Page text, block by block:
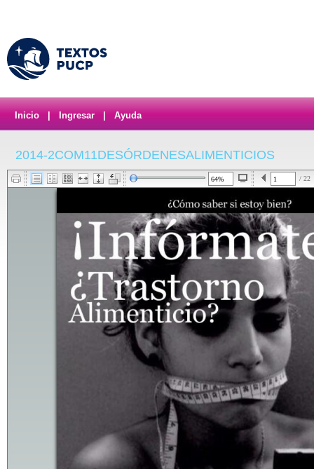
Inicio Ingresar Ayuda
2014-2COM11DESÓRDENESALIMENTICIOS
/ 22